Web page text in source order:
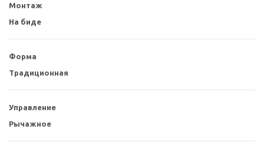
Монтаж
На биде
Форма
Традиционная
Управление
Рычажное